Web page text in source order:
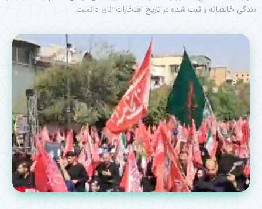
بندگی خالصانه و ثبت شده در تاریخ افتخارات آنان دانست.